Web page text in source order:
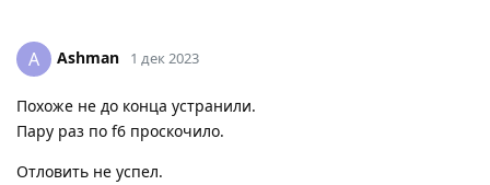
A Ashman 1 дек 2023
Похоже не до конца устранили.
Пару раз по f6 проскочило.
Отловить не успел.